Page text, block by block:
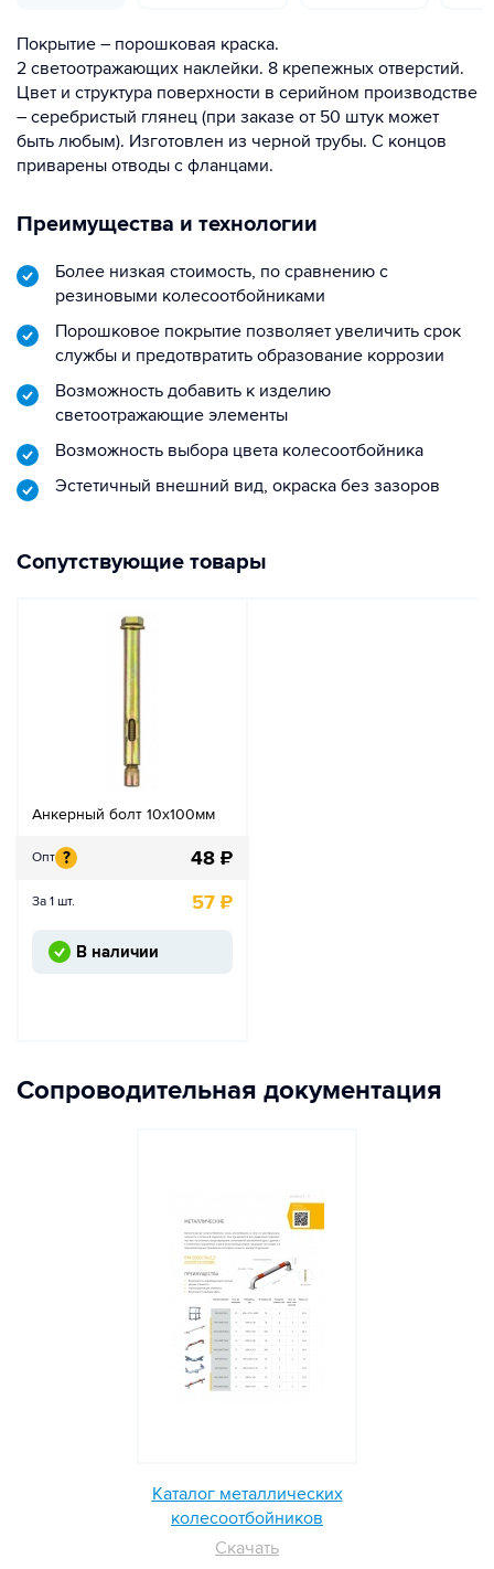
Покрытие – порошковая краска.
2 светоотражающих наклейки. 8 крепежных отверстий.
Цвет и структура поверхности в серийном производстве
– серебристый глянец (при заказе от 50 штук может
быть любым). Изготовлен из черной трубы. С концов
приварены отводы с фланцами.
Преимущества и технологии
Более низкая стоимость, по сравнению с
резиновыми колесоотбойниками
Порошковое покрытие позволяет увеличить срок
службы и предотвратить образование коррозии
Возможность добавить к изделию
светоотражающие элементы
Возможность выбора цвета колесоотбойника
Эстетичный внешний вид, окраска без зазоров
Сопутствующие товары
Анкерный болт 10х100мм
Опт ? 48 ₽
За 1 шт. 57 ₽
В наличии
Сопроводительная документация
Каталог металлических
колесоотбойников
Скачать